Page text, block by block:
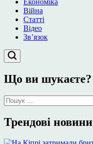
Війна
Статті
Відео
Зв’язок
Що ви шукаєте?
Пошук:
Трендові новини